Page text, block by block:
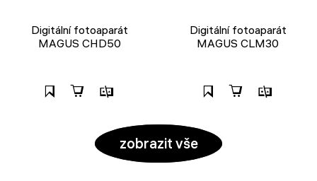
Digitální fotoaparát
MAGUS CHD50
Digitální fotoaparát
MAGUS CLM30
zobrazit vše